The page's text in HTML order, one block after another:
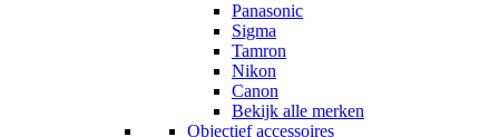
Panasonic
Sigma
Tamron
Nikon
Canon
Bekijk alle merken
Objectief accessoires